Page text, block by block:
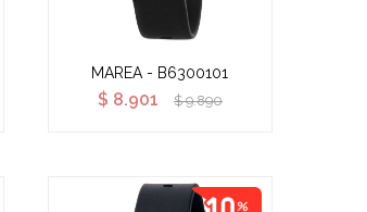
MAREA - B6300101
$ 8.901 $ 9.890